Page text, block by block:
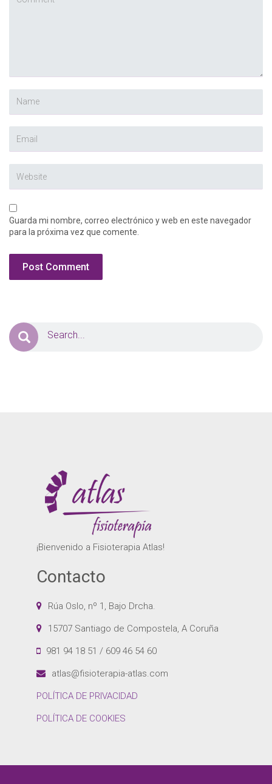
Guarda mi nombre, correo electrónico y web en este navegador
para la próxima vez que comente.
¡Bienvenido a Fisioterapia Atlas!
Contacto
Rúa Oslo, nº 1, Bajo Drcha.
15707 Santiago de Compostela, A Coruña
981 94 18 51 / 609 46 54 60
atlas@fisioterapia-atlas.com
POLÍTICA DE PRIVACIDAD
POLÍTICA DE COOKIES